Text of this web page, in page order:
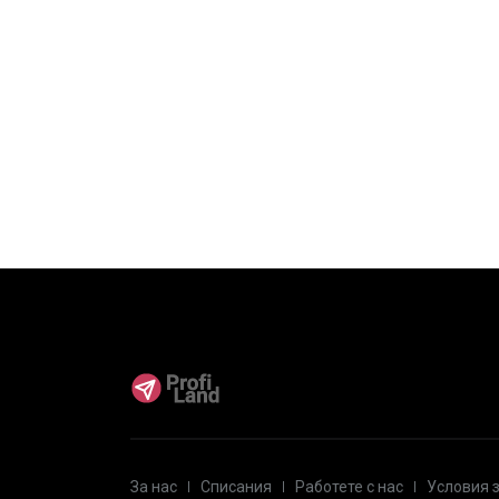
За нас Списания Работете с нас Условия